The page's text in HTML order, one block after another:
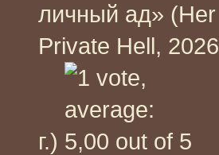
личный ад» (Her
Private Hell, 2026
г.)